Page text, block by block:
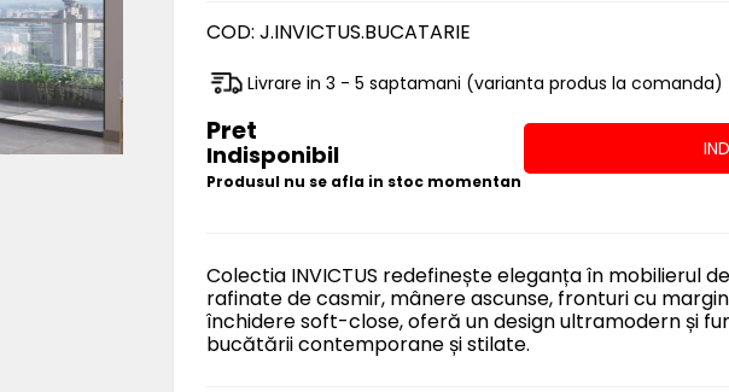
COD: J.INVICTUS.BUCATARIE
Livrare in 3 - 5 saptamani (varianta produs la comanda)
Pret
Indisponibil
Produsul nu se afla in stoc momentan
Colectia INVICTUS redefinește eleganța în mobilierul
rafinate de casmir, mânere ascunse, fronturi cu
închidere soft-close, oferă un design ultramodern și
bucătării contemporane și stilate.